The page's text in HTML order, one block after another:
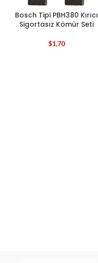
Bosch Tipi PBH380 Kırıcı
Sigortasız Kömür Seti
$1,70